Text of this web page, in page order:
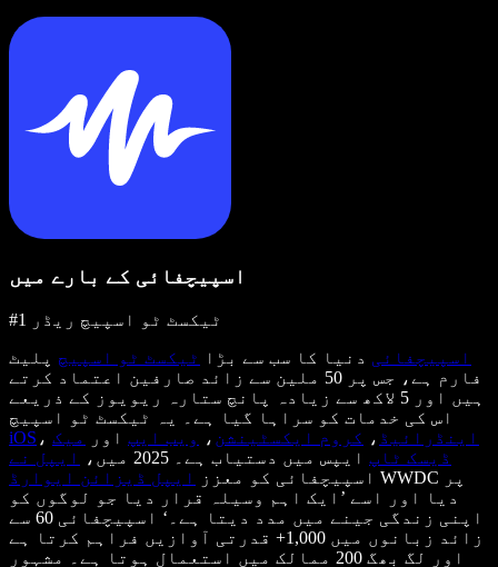
اسپیچفائی کے بارے میں
#1 ٹیکسٹ ٹو اسپیچ ریڈر
اسپیچفائی دنیا کا سب سے بڑا ٹیکسٹ ٹو اسپیچ پلیٹ
فارم ہے، جس پر 50 ملین سے زائد صارفین اعتماد کرتے
ہیں اور 5 لاکھ سے زیادہ پانچ ستارہ ریویوز کے ذریعے
اس کی خدمات کو سراہا گیا ہے۔ یہ ٹیکسٹ ٹو اسپیچ
iOS ، اینڈرائیڈ ، کروم ایکسٹینشن ، ویب ایپ اور
میک
ڈیسک ٹاپ ایپس میں دستیاب ہے۔ 2025 میں،
ایپل نے
اسپیچفائی کو معزز
ایپل ڈیزائن ایوارڈ
WWDC پر
دیا اور اسے ’ایک اہم وسیلہ قرار دیا جو لوگوں کو
اپنی زندگی جینے میں مدد دیتا ہے۔‘ اسپیچفائی 60 سے
زائد زبانوں میں 1,000+ قدرتی آوازیں فراہم کرتا ہے
اور لگ بھگ 200 ممالک میں استعمال ہوتا ہے۔ مشہور